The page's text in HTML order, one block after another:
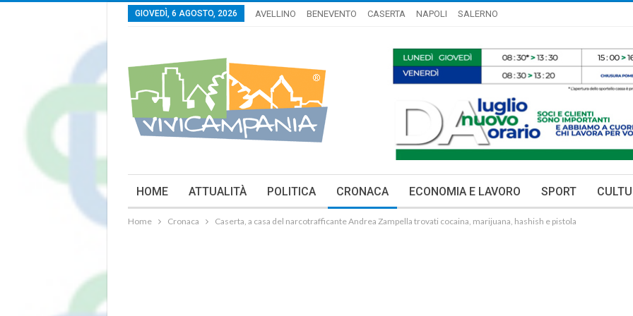
GIOVEDÌ, 6 AGOSTO, 2026 AVELLINO BENEVENTO CASERTA NAPOLI SALERNO
HOME ATTUALITÀ POLITICA CRONACA ECONOMIA E LAVORO SPORT
Home Cronaca Caserta, a casa del narcotrafficante Andrea Zampella trovati cocaina, marijuana, hashish e pistola